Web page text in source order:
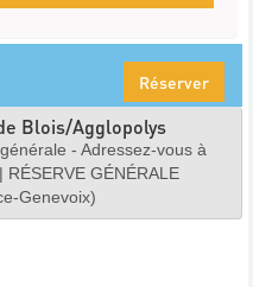
Réserver
Blois/Agglopolys
- Adressez-vous à
| RÉSERVE GÉNÉRALE
Genevoix)